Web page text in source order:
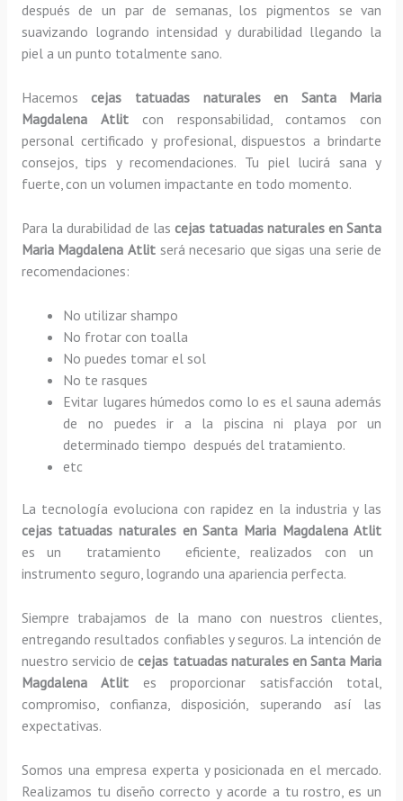
después de un par de semanas, los pigmentos se van
suavizando logrando intensidad y durabilidad llegando la
piel a un punto totalmente sano.
Hacemoscejas tatuadas naturalesen Santa Maria
Magdalena Atlitcon responsabilidad, contamos con
personal certificado y profesional, dispuestos a brindarte
consejos, tips y recomendaciones. Tu piel lucirá sana y
fuerte, con un volumen impactante en todo momento.
Para la durabilidad de lascejas tatuadas naturales en Santa
Maria Magdalena Atlit será necesario que sigas una serie de
recomendaciones:
No utilizar shampo
No frotar con toalla
No puedes tomar el sol
No te rasques
Evitar lugares húmedos como lo es el sauna además
de no puedes ir a la piscina ni playa por un
determinado tiempo después del tratamiento.
etc
La tecnología evoluciona con rapidez en la industria y las
cejas tatuadas naturales en Santa Maria Magdalena Atlit
es un tratamiento eficiente, realizados con un
instrumento seguro, logrando una apariencia perfecta.
Siempre trabajamos de la mano con nuestros clientes,
entregando resultados confiables y seguros. La intención de
nuestro servicio decejas tatuadas naturalesen Santa Maria
Magdalena Atlit es proporcionar satisfacción total,
compromiso, confianza, disposición, superando así las
expectativas.
Somos una empresa experta y posicionada en el mercado.
Realizamos tu diseño correcto y acorde a tu rostro, es un